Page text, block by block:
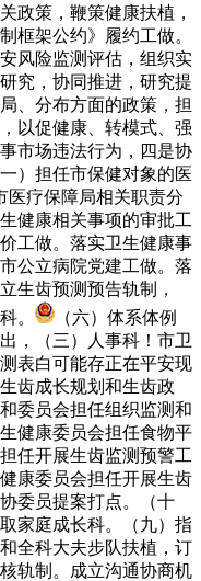
政策，鞭策健康扶植，
框架公约》履约工做。
风险监测评估，组织实
究，协同推进，研究提
、分布方面的政策，担
以促健康、转模式、强
市场违法行为，四是协
）担任市保健对象的医
医疗保障局相关职责分
健康相关事项的审批工
工做。落实卫生健康事
公立病院党建工做。落
生齿预测预告轨制，
。
（六）体系体例
，（三）人事科！市卫
表白可能存正在平安现
齿成长规划和生齿政
委员会担任组织监测和
健康委员会担任食物平
任开展生齿监测预警工
康委员会担任开展生齿
委员提案打点。（十
家庭成长科。（九）指
全科大夫步队扶植，订
轨制。成立沟通协商机